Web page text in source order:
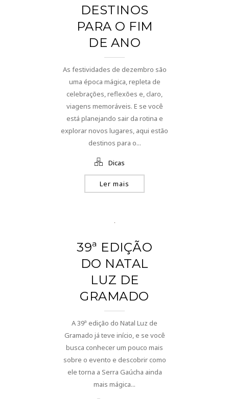
DESTINOS
PARA O FIM
DE ANO
As festividades de dezembro são
uma época mágica, repleta de
celebrações, reflexões e, claro,
viagens memoráveis. E se você
está planejando sair da rotina e
explorar novos lugares, aqui estão
destinos para o...
Dicas
Ler mais
39ª EDIÇÃO
DO NATAL
LUZ DE
GRAMADO
A 39ª edição do Natal Luz de
Gramado já teve início, e se você
busca conhecer um pouco mais
sobre o evento e descobrir como
ele torna a Serra Gaúcha ainda
mais mágica...